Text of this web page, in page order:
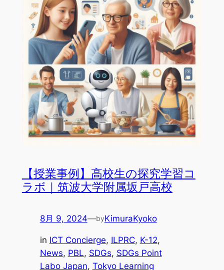
【授業事例】高校生の探究学習コ
ラボ｜筑波大学附属坂戸高校
8月 9, 2024—byKimuraKyoko
in ICT Concierge, ILPRC, K-12
News, PBL, SDGs, SDGs Point
Labo Japan, Tokyo Learning